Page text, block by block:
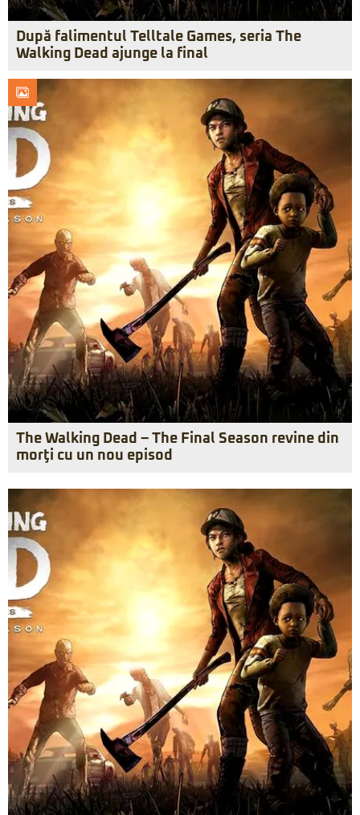
După falimentul Telltale Games, seria The
Walking Dead ajunge la final
The Walking Dead – The Final Season revine din
morţi cu un nou episod